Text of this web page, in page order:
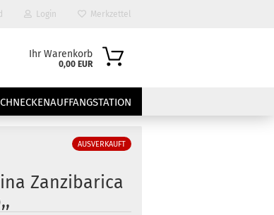
Login Merkzettel
Ihr Warenkorb
0,00 EUR
AUSVERKAUFT
Zanzibarica